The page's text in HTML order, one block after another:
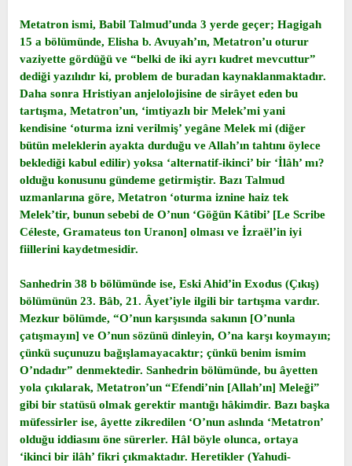
Metatron ismi, Babil Talmud’unda 3 yerde geçer; Hagigah
15 a bölümünde, Elisha b. Avuyah’ın, Metatron’u oturur
vaziyette gördüğü ve “belki de iki ayrı kudret mevcuttur”
dediği yazılıdır ki, problem de buradan kaynaklanmaktadır.
Daha sonra Hristiyan anjelolojisine de sirâyet eden bu
tartışma, Metatron’un, ‘imtiyazlı bir Melek’mi yani
kendisine ‘oturma izni verilmiş’ yegâne Melek mi (diğer
bütün meleklerin ayakta durduğu ve Allah’ın tahtını öylece
beklediği kabul edilir) yoksa ‘alternatif-ikinci’ bir ‘İlâh’ mı?
olduğu konusunu gündeme getirmiştir. Bazı Talmud
uzmanlarına göre, Metatron ‘oturma iznine haiz tek
Melek’tir, bunun sebebi de O’nun ‘Göğün Kâtibi’ [Le Scribe
Céleste, Gramateus ton Uranon] olması ve İzraël’in iyi
fiillerini kaydetmesidir.
Sanhedrin 38 b bölümünde ise, Eski Ahid’in Exodus (Çıkış)
bölümünün 23. Bâb, 21. Âyet’iyle ilgili bir tartışma vardır.
Mezkur bölümde, “O’nun karşısında sakının [O’nunla
çatışmayın] ve O’nun sözünü dinleyin, O’na karşı koymayın;
çünkü suçunuzu bağışlamayacaktır; çünkü benim ismim
O’ndadır” denmektedir. Sanhedrin bölümünde, bu âyetten
yola çıkılarak, Metatron’un “Efendi’nin [Allah’ın] Meleği”
gibi bir statüsü olmak gerektir mantığı hâkimdir. Bazı başka
müfessirler ise, âyette zikredilen ‘O’nun aslında ‘Metatron’
olduğu iddiasını öne sürerler. Hâl böyle olunca, ortaya
‘ikinci bir ilâh’ fikri çıkmaktadır. Heretikler (Yahudi-